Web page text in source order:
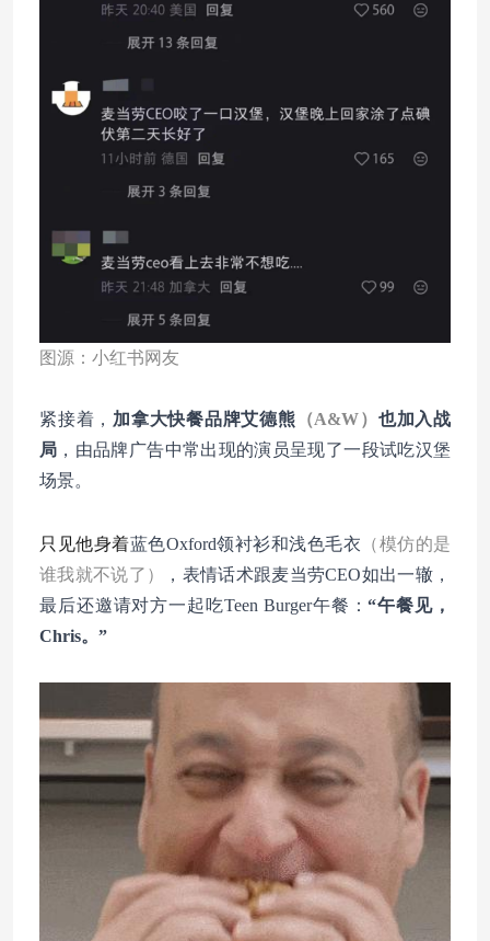
图源：小红书网友
紧接着， 加拿大快餐品牌艾德熊 （A&W） 也加入战
局 ，由品牌广告中常出现的演员呈现了一段试吃汉堡
场景。
只见他身着蓝色Oxford领衬衫和浅色毛衣 （模仿的是
谁我就不说了）
，表情话术跟麦当劳CEO如出一辙，
最后还邀请对方一起吃Teen Burger午餐：“午餐见，
Chris。”